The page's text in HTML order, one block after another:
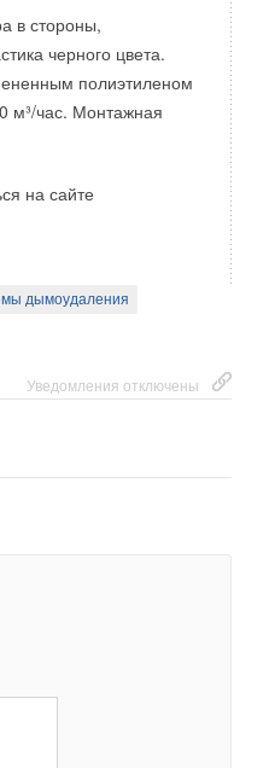
в стороны,
черного цвета.
полиэтиленом
м³/час. Монтажная
на сайте
дымоудаления
Уведомления отключены